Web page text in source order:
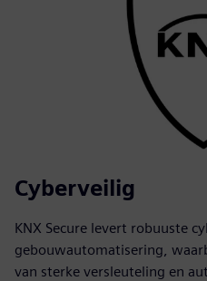
Cyberveilig
KNX Secure levert robuuste
gebouwautomatisering,
van sterke versleuteling en